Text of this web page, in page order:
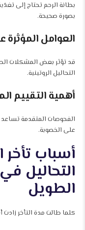
بطانة الرحم تحتاج إلى
بصورة صحيحة.
العوامل المؤثرة
قد تؤثر بعض المشكلات
التحاليل الروتينية.
أهمية التقييم
الفحوصات المتقدمة
على الخصوبة.
أسباب
التحاليل
الطويل
كلما طالت مدة التأخر